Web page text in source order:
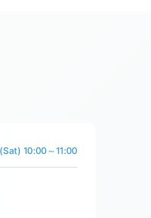
10:00～11:00